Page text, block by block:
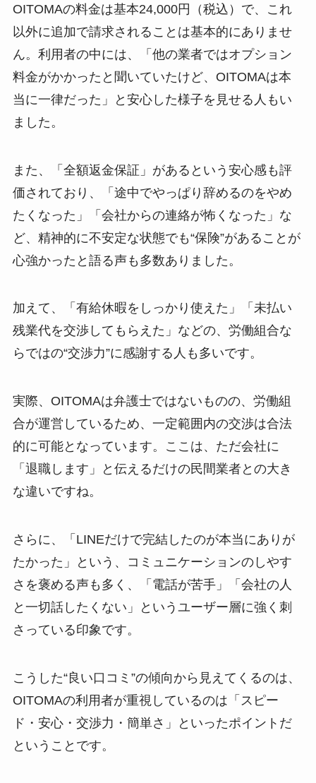
OITOMAの料金は基本24,000円（税込）で、これ
以外に追加で請求されることは基本的にありませ
ん。利用者の中には、「他の業者ではオプション
料金がかかったと聞いていたけど、OITOMAは本
当に一律だった」と安心した様子を見せる人もい
ました。
また、「全額返金保証」があるという安心感も評
価されており、「途中でやっぱり辞めるのをやめ
たくなった」「会社からの連絡が怖くなった」な
ど、精神的に不安定な状態でも“保険”があることが
心強かったと語る声も多数ありました。
加えて、「有給休暇をしっかり使えた」「未払い
残業代を交渉してもらえた」などの、労働組合な
らではの“交渉力”に感謝する人も多いです。
実際、OITOMAは弁護士ではないものの、労働組
合が運営しているため、一定範囲内の交渉は合法
的に可能となっています。ここは、ただ会社に
「退職します」と伝えるだけの民間業者との大き
な違いですね。
さらに、「LINEだけで完結したのが本当にありが
たかった」という、コミュニケーションのしやす
さを褒める声も多く、「電話が苦手」「会社の人
と一切話したくない」というユーザー層に強く刺
さっている印象です。
こうした“良い口コミ”の傾向から見えてくるのは、
OITOMAの利用者が重視しているのは「スピー
ド・安心・交渉力・簡単さ」といったポイントだ
ということです。